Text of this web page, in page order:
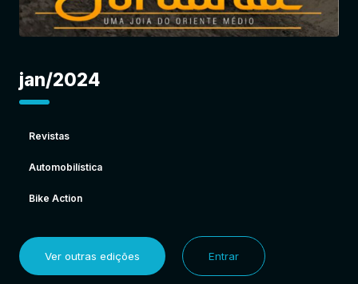
jan/2024
Revistas
Automobilística
Bike Action
Ver outras edições Entrar